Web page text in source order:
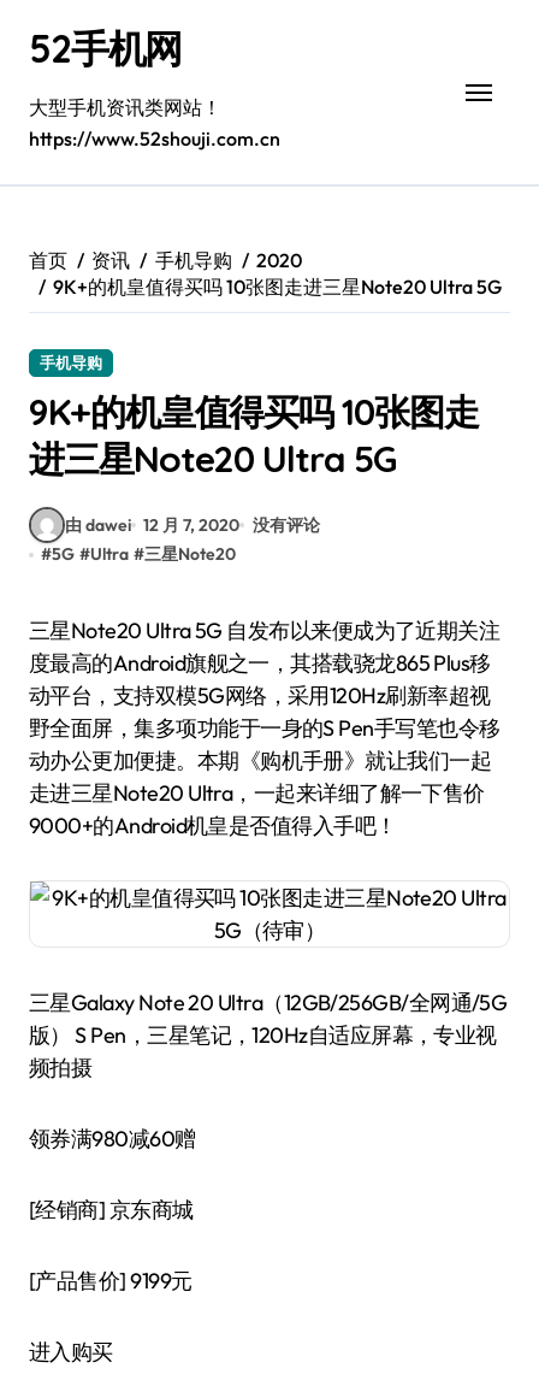
52手机网
大型手机资讯类网站！
https://www.52shouji.com.cn
首页 资讯 手机导购
2020
9K+的机皇值得买吗 10张图走进三星Note20 Ultra 5G
手机导购
9K+的机皇值得买吗 10张图走
进三星Note20 Ultra 5G
由 dawei 12 月 7, 2020 没有评论
#5G #Ultra #三星Note20
三星Note20 Ultra 5G 自发布以来便成为了近期关注
度最高的Android旗舰之一，其搭载骁龙865 Plus移
动平台，支持双模5G网络，采用120Hz刷新率超视
野全面屏，集多项功能于一身的S Pen手写笔也令移
动办公更加便捷。本期《购机手册》就让我们一起
走进三星Note20 Ultra，一起来详细了解一下售价
9000+的Android机皇是否值得入手吧！
三星Galaxy Note 20 Ultra（12GB/256GB/全网通/5G
版） S Pen，三星笔记，120Hz自适应屏幕，专业视
频拍摄
领券满980减60赠
[经销商]京东商城
[产品售价]9199元
进入购买